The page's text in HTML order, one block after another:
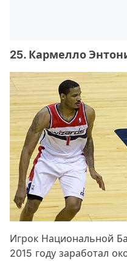
25. Кармелло
Игрок Национальной
2015 году заработал